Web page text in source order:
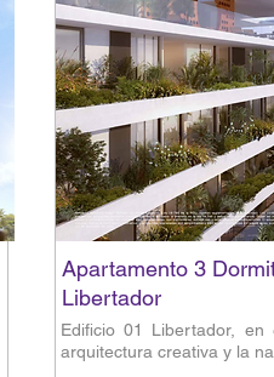
Apartamento 3
Libertador
Edificio 01 Libertador, en
arquitectura creativa y la